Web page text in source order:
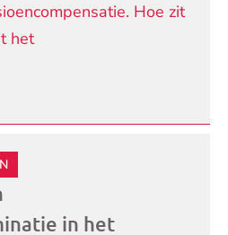
Hoe zit
het
in het